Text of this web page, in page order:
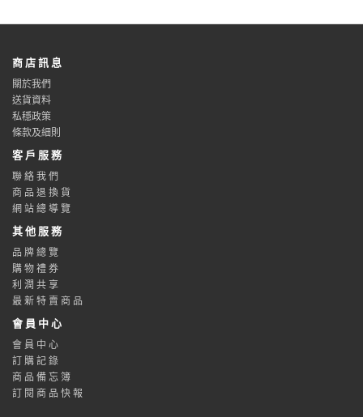
商 店 訊 息
關於我們
送貨資料
私穩政策
條款及細則
客 戶 服 務
聯 絡 我 們
商 品 退 換 貨
網 站 總 導 覽
其 他 服 務
品 牌 總 覽
購 物 禮 券
利 潤 共 享
最 新 特 賣 商 品
會 員 中 心
會 員 中 心
訂 購 記 錄
商 品 備 忘 簿
訂 閱 商 品 快 報